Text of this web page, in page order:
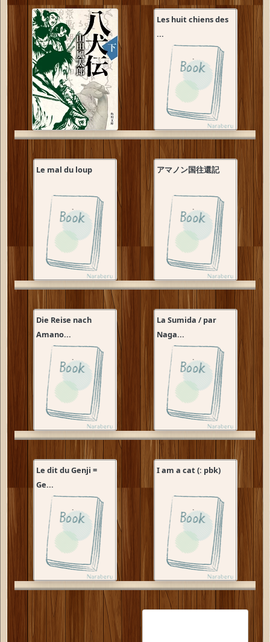
Les huit chiens des
...
Le mal du loup アマノン国往還記
Die Reise nach
Amano...
La Sumida / par
Naga...
Le dit du Genji =
Ge...
I am a cat (: pbk)